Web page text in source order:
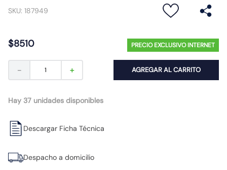
SKU: 187949
$8510 PRECIO EXCLUSIVO INTERNET
＋
－ AGREGAR AL CARRITO
Hay 37 unidades disponibles
Descargar Ficha Técnica
Despacho a domicilio
proyector led